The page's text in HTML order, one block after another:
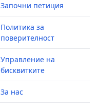
Започни петиция
Политика за
поверителност
Управление на
бисквитките
За нас